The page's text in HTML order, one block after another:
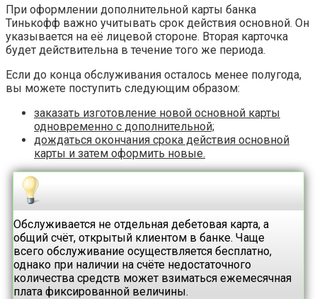
При оформлении дополнительной карты банка
Тинькофф важно учитывать срок действия основной. Он
указывается на её лицевой стороне. Вторая карточка
будет действительна в течение того же периода.
Если до конца обслуживания осталось менее полугода,
вы можете поступить следующим образом:
заказать изготовление новой основной карты
одновременно с дополнительной;
дождаться окончания срока действия основной
карты и затем оформить новые.
Обслуживается не отдельная дебетовая карта, а
общий счёт, открытый клиентом в банке. Чаще
всего обслуживание осуществляется бесплатно,
однако при наличии на счёте недостаточного
количества средств может взиматься ежемесячная
плата фиксированной величины.